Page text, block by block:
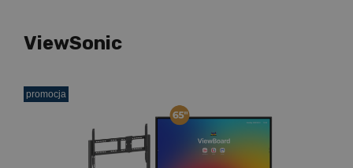
ViewSonic
promocja